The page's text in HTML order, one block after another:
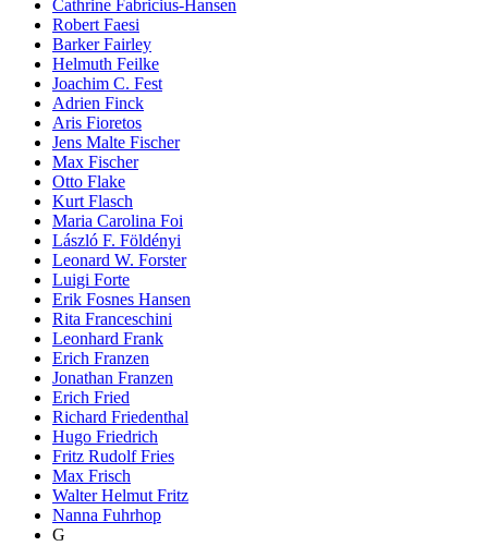
Cathrine Fabricius-Hansen
Robert Faesi
Barker Fairley
Helmuth Feilke
Joachim C. Fest
Adrien Finck
Aris Fioretos
Jens Malte Fischer
Max Fischer
Otto Flake
Kurt Flasch
Maria Carolina Foi
László F. Földényi
Leonard W. Forster
Luigi Forte
Erik Fosnes Hansen
Rita Franceschini
Leonhard Frank
Erich Franzen
Jonathan Franzen
Erich Fried
Richard Friedenthal
Hugo Friedrich
Fritz Rudolf Fries
Max Frisch
Walter Helmut Fritz
Nanna Fuhrhop
G